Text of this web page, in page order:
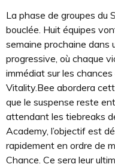
La phase de groupes du
bouclée. Huit équipes
semaine prochaine dans
progressive, où chaque
immédiat sur les
Vitality.Bee abordera
que le suspense reste
attendant les tiebreaks
Academy, l’objectif est
rapidement en ordre de
Chance. Ce sera leur